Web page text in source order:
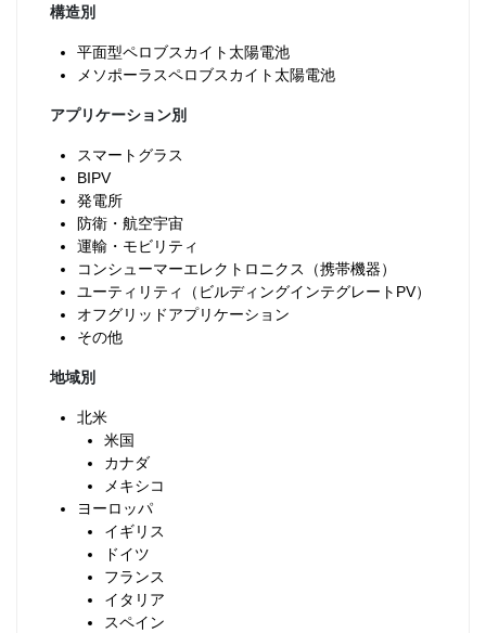
構造別
平面型ペロブスカイト太陽電池
メソポーラスペロブスカイト太陽電池
アプリケーション別
スマートグラス
BIPV
発電所
防衛・航空宇宙
運輸・モビリティ
コンシューマーエレクトロニクス（携帯機器）
ユーティリティ（ビルディングインテグレートPV）
オフグリッドアプリケーション
その他
地域別
北米
米国
カナダ
メキシコ
ヨーロッパ
イギリス
ドイツ
フランス
イタリア
スペイン